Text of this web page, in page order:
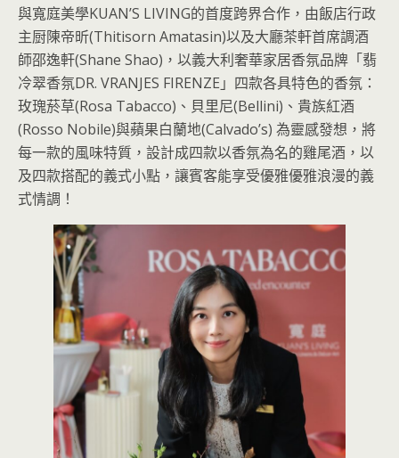
與寬庭美學KUAN’S LIVING的首度跨界合作，由飯店行政
主厨陳帝昕(Thitisorn Amatasin)以及大廳茶軒首席調酒
師邵逸軒(Shane Shao)，以義大利奢華家居香氛品牌「翡
冷翠香氛DR. VRANJES FIRENZE」四款各具特色的香氛：
玫瑰菸草(Rosa Tabacco)、貝里尼(Bellini)、貴族紅酒
(Rosso Nobile)與蘋果白蘭地(Calvado’s) 為靈感發想，將
每一款的風味特質，設計成四款以香氛為名的雞尾酒，以
及四款搭配的義式小點，讓賓客能享受優雅優雅浪漫的義
式情調！